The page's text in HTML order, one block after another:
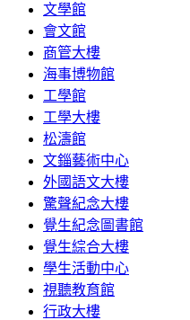
文學館
會文館
商管大樓
海事博物館
工學館
工學大樓
松濤館
文錙藝術中心
外國語文大樓
驚聲紀念大樓
覺生紀念圖書館
覺生綜合大樓
學生活動中心
視聽教育館
行政大樓